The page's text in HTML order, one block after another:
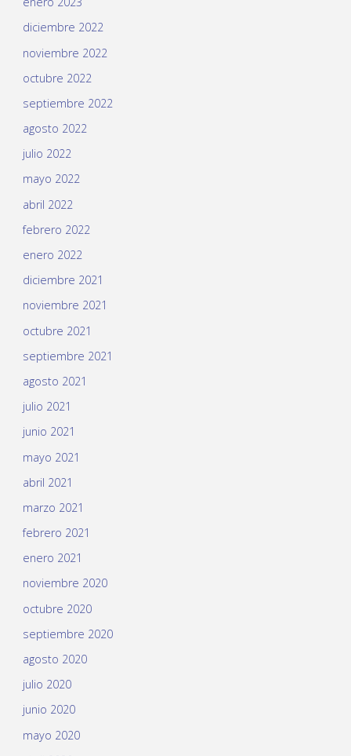
diciembre 2022
noviembre 2022
octubre 2022
septiembre 2022
agosto 2022
julio 2022
mayo 2022
abril 2022
febrero 2022
enero 2022
diciembre 2021
noviembre 2021
octubre 2021
septiembre 2021
agosto 2021
julio 2021
junio 2021
mayo 2021
abril 2021
marzo 2021
febrero 2021
enero 2021
noviembre 2020
octubre 2020
septiembre 2020
agosto 2020
julio 2020
junio 2020
mayo 2020